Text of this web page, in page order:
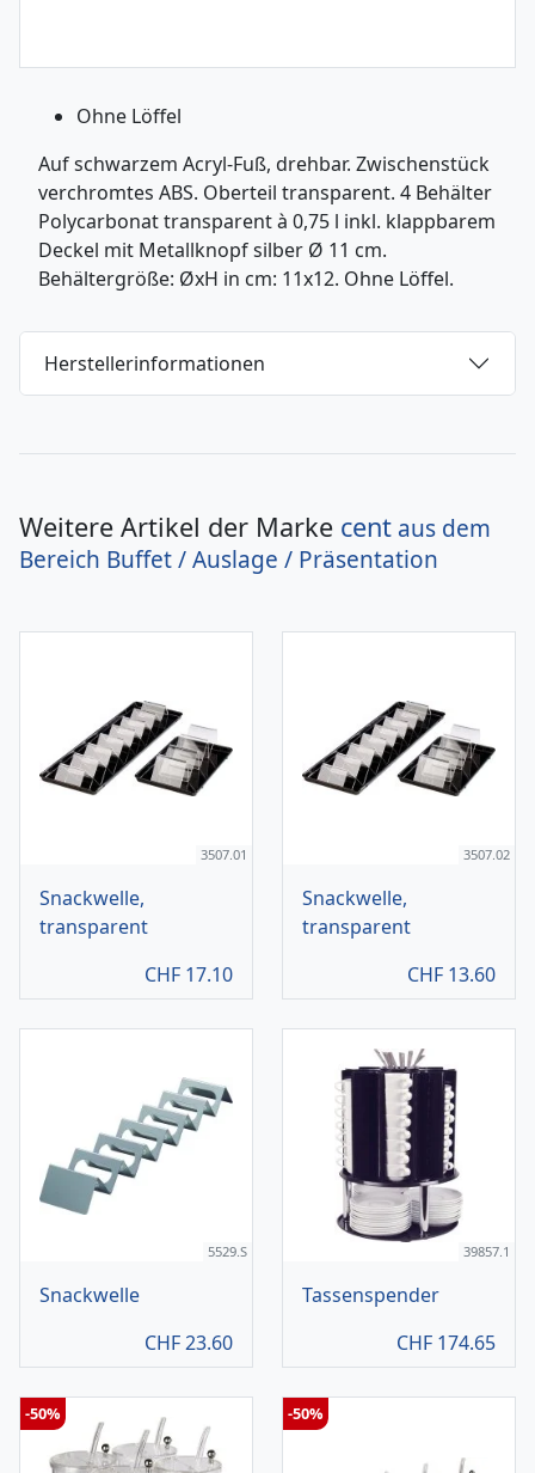
Ohne Löffel
Auf schwarzem Acryl-Fuß, drehbar. Zwischenstück
verchromtes ABS. Oberteil transparent. 4 Behälter
Polycarbonat transparent à 0,75 l inkl. klappbarem
Deckel mit Metallknopf silber Ø 11 cm.
Behältergröße: ØxH in cm: 11x12. Ohne Löffel.
Herstellerinformationen
Weitere Artikel der Marke cent aus dem
Bereich Buffet / Auslage / Präsentation
3507.01
Snackwelle,
transparent
CHF 17.10
3507.02
Snackwelle,
transparent
CHF 13.60
5529.S
Snackwelle
CHF23.60
39857.1
Tassenspender
CHF 174.65
-50% -50%